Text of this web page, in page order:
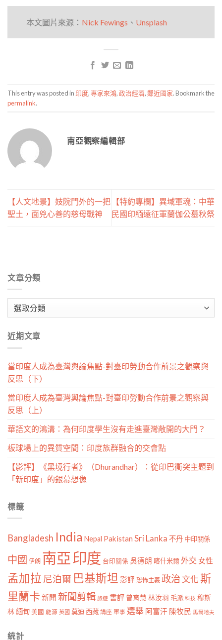
本文圖片來源： Nick Fewings 、 Unsplash
This entry was posted in 印度,專家來鴻,政治經濟,鄰近國家. Bookmark the
permalink.
南亞觀察編輯部
【人文地景】妓院門外的一把
聖土，面兇心善的慈母戰神
【特約專欄】異域軍魂：中華
民國印緬遠征軍蘭伽公墓秋祭
文章分類
類
近期文章
當印度人成為臺灣輿論焦點-對臺印勞動合作前景之觀察與
反思（下）
當印度人成為臺灣輿論焦點-對臺印勞動合作前景之觀察與
反思（上）
華語文的鴻溝：為何印度學生沒有走進臺灣敞開的大門？
板球場上的異質空間：印度族群融合的交會點
【影評】《黑境行者》（Dhurandhar）：從印巴衝突主題到
「新印度」的銀幕想像
標籤
Bangladesh India Nepal Pakistan Sri Lanka 不丹 中印關係
中國 伊朗 南亞印度 台印關係 吳德朗 喀什米爾外交 女性
孟加拉 尼泊爾 巴基斯坦 影評 恐怖主義 政治文化斯
里蘭卡 新聞 新聞剪輯 旅遊 書評 曾育慧 林汝羽 毛派 科技 穆斯
林 緬甸 美國 能源 英國 莫迪 西藏 講座 軍事 選舉 阿富汗 陳牧民 馬爾地夫
統計